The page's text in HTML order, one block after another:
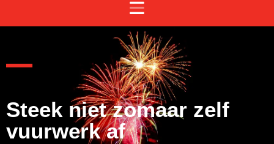
Steek niet zomaar zelf
vuurwerk af